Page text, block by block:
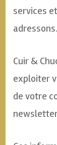
services
adressons.
Cuir &
exploiter
de votre